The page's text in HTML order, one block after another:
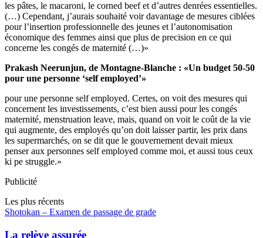
les pâtes, le macaroni, le corned beef et d’autres denrées essentielles.
(…) Cependant, j’aurais souhaité voir davantage de mesures ciblées
pour l’insertion professionnelle des jeunes et l’autonomisation
économique des femmes ainsi que plus de precision en ce qui
concerne les congés de maternité (…)»
Prakash Neerunjun, de Montagne-Blanche : «Un budget 50-50
pour une personne ‘self employed’»
pour une personne self employed. Certes, on voit des mesures qui
concernent les investissements, c’est bien aussi pour les congés
maternité, menstruation leave, mais, quand on voit le coût de la vie
qui augmente, des employés qu’on doit laisser partir, les prix dans
les supermarchés, on se dit que le gouvernement devait mieux
penser aux personnes self employed comme moi, et aussi tous ceux
ki pe struggle.»
Publicité
Les plus récents
Shotokan – Examen de passage de grade
La relève assurée